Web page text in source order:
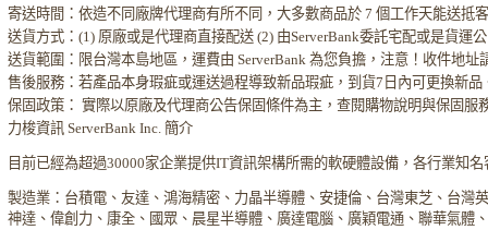
寄送時間：依造不同廠牌代理商有所不同，大多數商品於 7 個工作天能送抵
送貨方式：(1) 原廠或是代理商直接配送 (2) 由ServerBank委託宅配或是貨運
送貨範圍：限台灣本島地區，運費由 ServerBank 為您負擔，注意！收件地址
售後服務：若產品本身瑕疵或運送過程導致新品瑕疵，到貨7日內可更換新品
保固政策： 實際以原廠及代理商公告保固條件為主，查閱購物說明與保固服
力梭資訊 ServerBank Inc. 簡介
目前已經為超過30000家企業提供IT資訊架構所需的軟硬體設備，各行業知名
製造業：台積電、友達、鴻海精密、力晶半導體、安捷倫、台灣東芝、台
神達、偉創力、康全、國眾、晨星半導體、廣達電腦、廣穎電通、聯華氣體